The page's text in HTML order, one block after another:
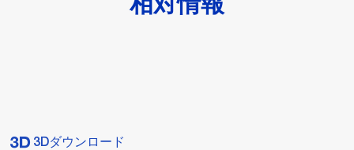
相対情報
3Dダウンロード